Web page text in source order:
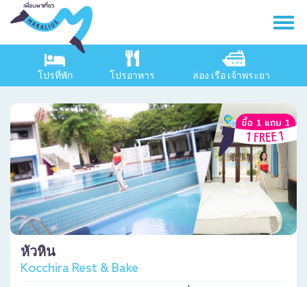
โปรที่พัก โปรอาหาร ล่อง เรือ เจ้าพระยา
หัวหิน
Kocchira Rest & Bake